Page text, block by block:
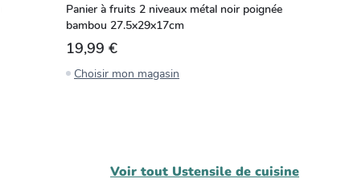
Panier à fruits 2 niveaux métal noir poignée
bambou 27.5x29x17cm
19,99 €
Choisir mon magasin
Voir tout Ustensile de cuisine